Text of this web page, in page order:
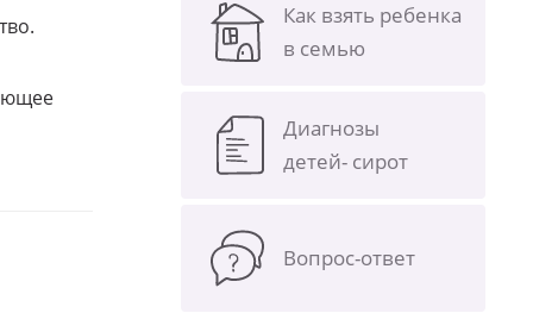
Как взять ребенка
в семью
Диагнозы
детей- сирот
Вопрос-ответ